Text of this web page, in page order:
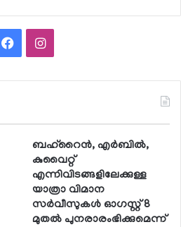
FacebookInstagram
ബഹ്റൈന്‍, എര്‍ബില്‍,
കുവൈറ്റ്
എന്നിവിടങ്ങളിലേക്കുള്ള
യാത്രാ വിമാന
സര്‍വീസുകള്‍ ഓഗസ്റ്റ് 8
മുതല്‍ പുനരാരംഭിക്കുമെന്ന്